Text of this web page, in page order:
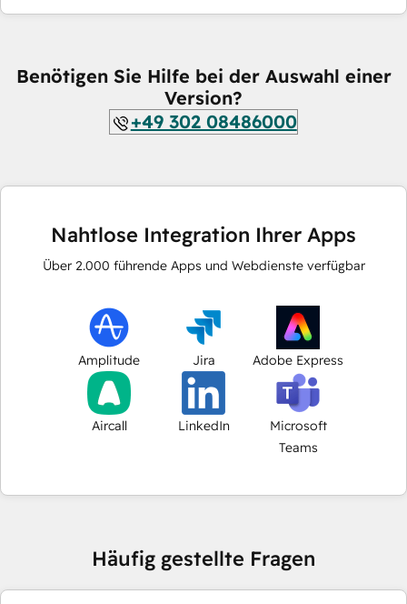
Benötigen Sie Hilfe bei der Auswahl einer
Version?
+49 302 08486000
Nahtlose Integration Ihrer Apps
Über 2.000 führende Apps und Webdienste verfügbar
Amplitude Jira Adobe Express
Aircall LinkedIn
Microsoft
Teams
Häufig gestellte Fragen